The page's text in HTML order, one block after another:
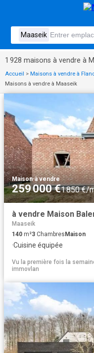
1 928 maisons à vendre à
Accueil > Maisons à vendre à
Maisons à vendre à Maaseik
Maison·à vendre
259 000 €1 850 €/
à vendre Maison
Maaseik
140 m²3 ChambresMaison
·Cuisine équipée
Vu la première fois la
immovlan